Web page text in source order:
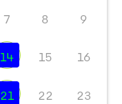
7 8 9
14 15 16
21 22 23